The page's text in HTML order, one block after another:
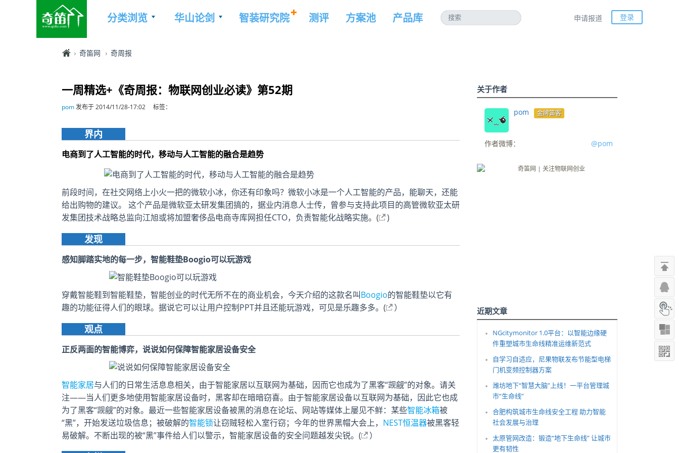
分类浏览 华山论剑 智装研究院 测评 方案池 产品库 申请报道 登录
奇笛网 奇周报
一周精选+《奇周报：物联网创业必读》第52期
pom发布于 2014/11/28-17:02 标签：
界内
电商到了人工智能的时代，移动与人工智能的融合是趋势
前段时间，在社交网络上小火一把的微软小冰，你还有印象吗？微软小冰是一个人工智能的产品，能聊天，还能
给出购物的建议。 这个产品是微软亚太研发集团搞的，据业内消息人士传，曾参与支持此项目的高管微软亚太研
发集团技术战略总监向江旭或将加盟奢侈品电商寺库网担任CTO，负责智能化战略实施。(
)
发现
感知脚踏实地的每一步，智能鞋垫Boogio可以玩游戏
穿戴智能鞋到智能鞋垫，智能创业的时代无所不在的商业机会，今天介绍的这款名叫Boogio的智能鞋垫以它有
趣的功能征得人们的眼球。据说它可以让用户控制PPT并且还能玩游戏，可见是乐趣多多。(
）
观点
正反两面的智能博弈，说说如何保障智能家居设备安全
智能家居与人们的日常生活息息相关，由于智能家居以互联网为基础，因而它也成为了黑客“觊觎”的对象。请关
注——当人们更多地使用智能家居设备时，黑客却在暗暗窃喜。由于智能家居设备以互联网为基础，因此它也成
为了黑客“觊觎”的对象。最近一些智能家居设备被黑的消息在论坛、网站等媒体上屡见不鲜：某些智能冰箱被
“黑”，开始发送垃圾信息；被破解的智能锁让窃贼轻松入室行窃；今年的世界黑帽大会上， NEST恒温器被黑客轻
易破解。不断出现的被“黑”事件给人们以警示，智能家居设备的安全问题越发尖锐。(
）
关于作者
pom 金牌笛客
作者微博： @pom
近期文章
NGcitymonitor 1.0平台：以智能边缘硬
件重塑城市生命线精准运维新范式
自学习自适应，尼果物联发布节能型电梯
门机变频控制器方案
潍坊地下“智慧大脑”上线！一平台管理城
市“生命线”
合肥构筑城市生命线安全工程 助力智能
社会发展与治理
太原管网改造：锻造“地下生命线” 让城市
更有韧性